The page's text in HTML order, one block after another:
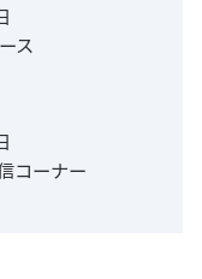
ス
コーナー